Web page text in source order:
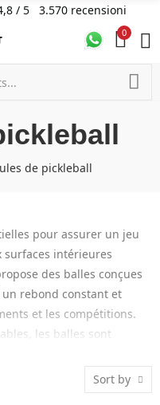
/ 5 3.570 recensioni
0
de pickleball
pour assurer un jeu
surfaces intérieures
des balles conçues
rebond constant et
et les compétitions.
les balles sont
pour convenir à
balles de pickleball
de jeu et tirer le
Sort by